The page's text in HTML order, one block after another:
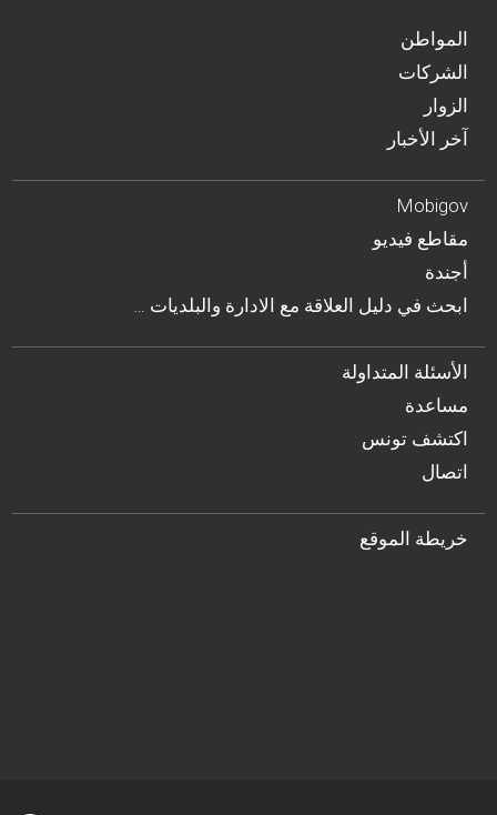
المواطن
الشركات
الزوار
آخر الأخبار
Mobigov
مقاطع فيديو
أجندة
… ابحث في دليل العلاقة مع الادارة والبلديات
الأسئلة المتداولة
مساعدة
اكتشف تونس
اتصال
خريطة الموقع